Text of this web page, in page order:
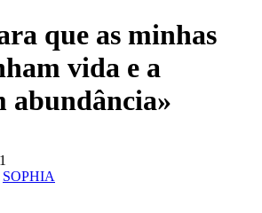
que as minhas
vida e a
abundância»
SOPHIA